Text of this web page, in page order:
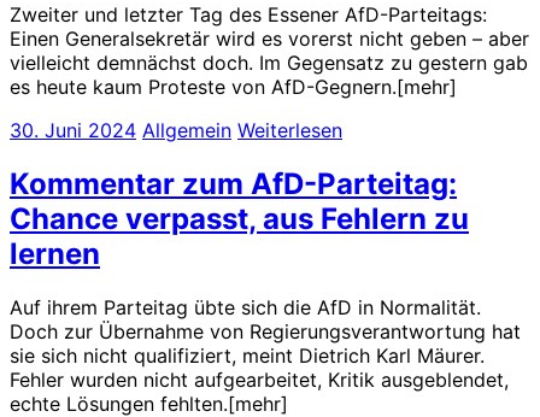
Zweiter und letzter Tag des Essener AfD-Parteitags:
Einen Generalsekretär wird es vorerst nicht geben – aber
vielleicht demnächst doch. Im Gegensatz zu gestern gab
es heute kaum Proteste von AfD-Gegnern.[mehr]
30. Juni 2024 Allgemein Weiterlesen
Kommentar zum AfD-Parteitag:
Chance verpasst, aus Fehlern zu
lernen
Auf ihrem Parteitag übte sich die AfD in Normalität.
Doch zur Übernahme von Regierungsverantwortung hat
sie sich nicht qualifiziert, meint Dietrich Karl Mäurer.
Fehler wurden nicht aufgearbeitet, Kritik ausgeblendet,
echte Lösungen fehlten.[mehr]